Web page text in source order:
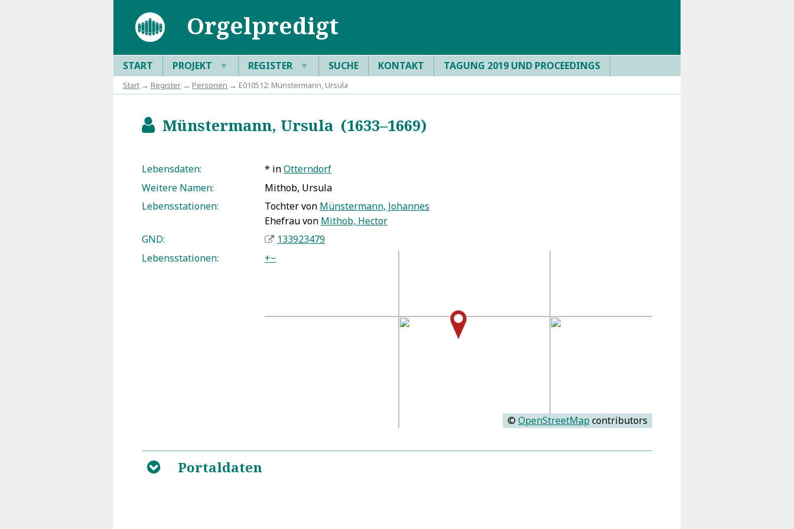
Orgelpredigt
START PROJEKT ▼ REGISTER ▼ SUCHE KONTAKT TAGUNG 2019 UND PROCEEDINGS
Start → Register → Personen → E010512: Münstermann, Ursula
bMünstermann, Ursula (1633–1669)
Lebensdaten: * inOtterndorf
Weitere Namen:
Mithob, Ursula
Lebensstationen:
Tochter von Münstermann, Johannes
Ehefrau von Mithob, Hector
GND:
133923479
Lebensstationen:
+−
© OpenStreetMap contributors
B Portaldaten